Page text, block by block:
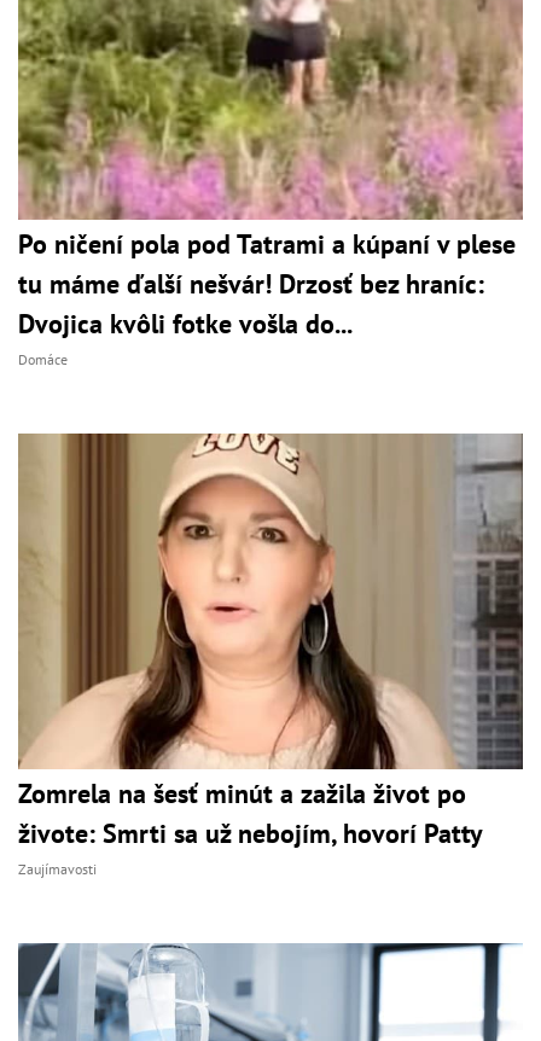
Po ničení pola pod Tatrami a kúpaní v plese
tu máme ďalší nešvár! Drzosť bez hraníc:
Dvojica kvôli fotke vošla do...
Domáce
Zomrela na šesť minút a zažila život po
živote: Smrti sa už nebojím, hovorí Patty
Zaujímavosti